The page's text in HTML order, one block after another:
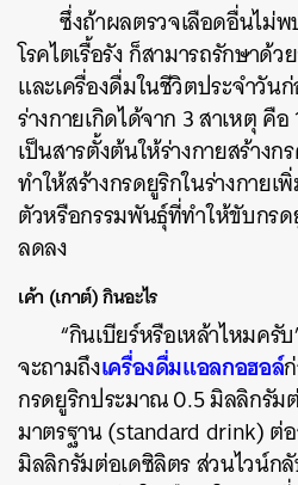
ซึ่งถ้าผลตรวจเลือดอื่นไม่พ
โรคไตเรื้อรัง ก็สามารถรักษาด้
และเครื่องดื่มในชีวิตประจำวัน
ร่างกายเกิดได้จาก 3 สาเหตุ คื
เป็นสารตั้งต้นให้ร่างกายสร้าง
ทำให้สร้างกรดยูริกในร่างกายเ
ตัวหรือกรรมพันธุ์ที่ทำให้ขับกรด
ลดลง
เค้า (เกาต์) กินอะไร
“กินเบียร์หรือเหล้าไหมค
จะถามถึงเครื่องดื่มแอลกอฮอล์
กรดยูริกประมาณ 0.5 มิลลิกรัม
มาตรฐาน (standard drink) ต่
มิลลิกรัมต่อเดซิลิตร ส่วนไวน์ก